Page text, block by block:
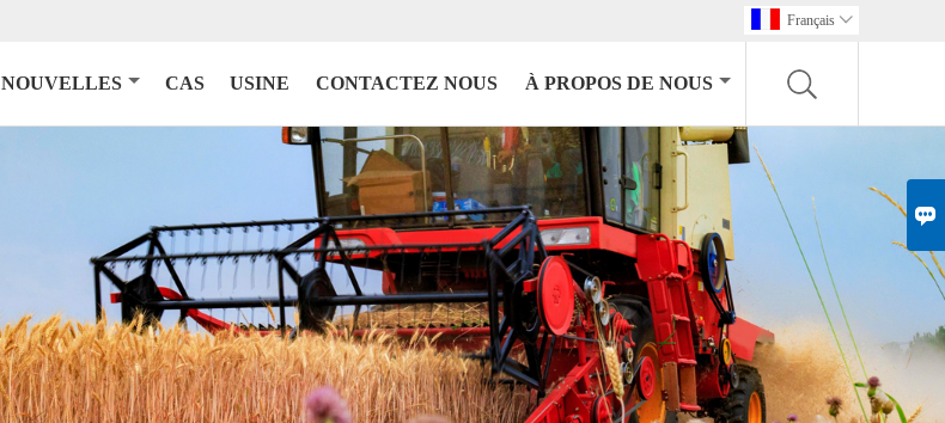

Français 
NOUVELLES CAS USINE CONTACTEZ NOUS À PROPOS DE NOUS